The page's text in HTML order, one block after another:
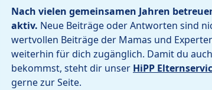
Nach vielen gemeinsamen Jahren
aktiv. Neue Beiträge oder Antworten sind
wertvollen Beiträge der Mamas und
weiterhin für dich zugänglich. Damit du
bekommst, steht dir unser HiPP
gerne zur Seite.